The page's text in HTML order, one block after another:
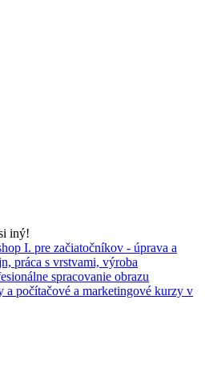
iný!
I. pre začiatočníkov - úprava a
práca s vrstvami, výroba
spracovanie obrazu